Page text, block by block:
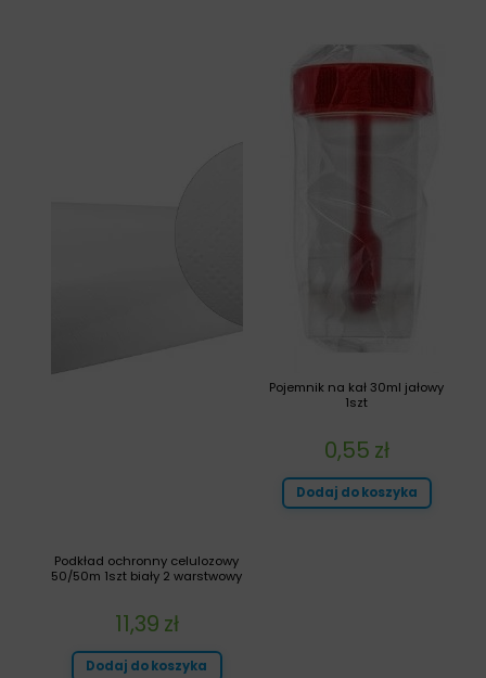
Pojemnik na kał 30ml jałowy
1szt
0,55 zł
Dodaj do koszyka
Podkład ochronny celulozowy
50/50m 1szt biały 2 warstwowy
11,39 zł
Dodaj do koszyka